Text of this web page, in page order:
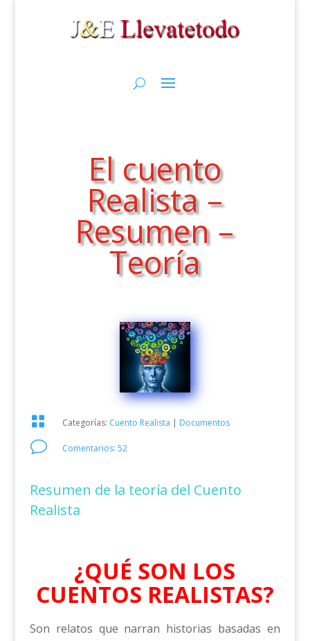
El cuento
Realista –
Resumen –
Teoría
 Categorías: Cuento Realista | Documentos
v Comentarios: 52
Resumen de la teoría del Cuento
Realista
¿QUÉ SON LOS
CUENTOS REALISTAS?
Son relatos que narran historias basadas en